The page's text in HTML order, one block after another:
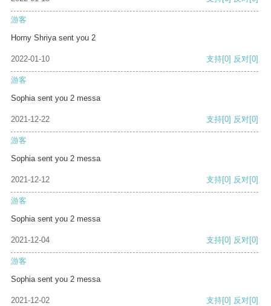
游客
Horny Shriya sent you 2
2022-01-10 支持[0] 反对[0]
游客
Sophia sent you 2 messa
2021-12-22 支持[0] 反对[0]
游客
Sophia sent you 2 messa
2021-12-12 支持[0] 反对[0]
游客
Sophia sent you 2 messa
2021-12-04 支持[0] 反对[0]
游客
Sophia sent you 2 messa
2021-12-02 支持[0] 反对[0]